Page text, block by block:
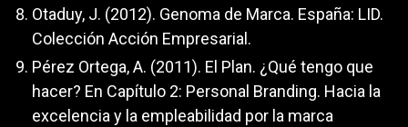
Otaduy, J. (2012). Genoma de Marca. España: LID.
Colección Acción Empresarial.
Pérez Ortega, A. (2011). El Plan. ¿Qué tengo que
hacer? En Capítulo 2: Personal Branding. Hacia la
excelencia y la empleabilidad por la marca